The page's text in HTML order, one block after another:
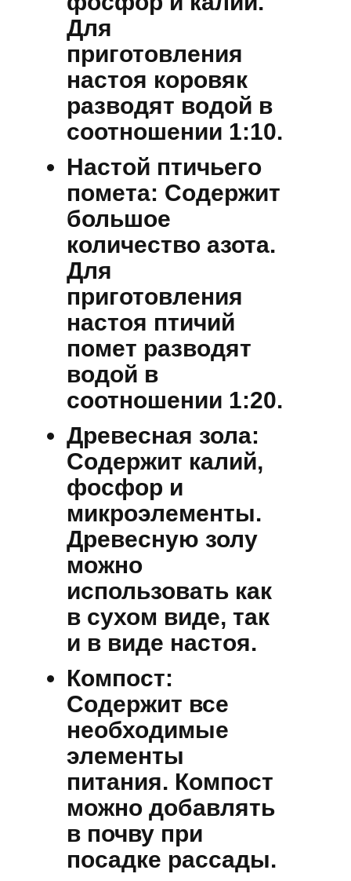
Для
приготовления
настоя коровяк
разводят водой в
соотношении 1:10.
Настой птичьего
помета: Содержит
большое
количество азота.
Для
приготовления
настоя птичий
помет разводят
водой в
соотношении 1:20.
Древесная зола:
Содержит калий,
фосфор и
микроэлементы.
Древесную золу
можно
использовать как
в сухом виде, так
и в виде настоя.
Компост:
Содержит все
необходимые
элементы
питания. Компост
можно добавлять
в почву при
посадке рассады.